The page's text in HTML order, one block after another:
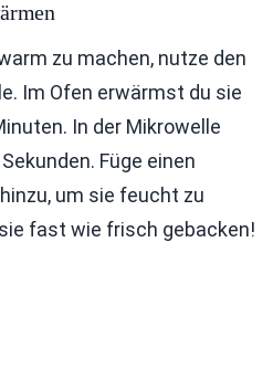
zu machen, nutze den
Im Ofen erwärmst du sie
In der Mikrowelle
Füge einen
um sie feucht zu
fast wie frisch gebacken!